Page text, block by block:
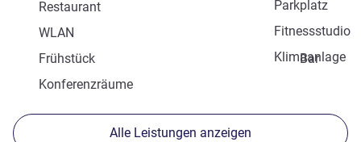
Parkplatz
Restaurant
Fitnessstudio
WLAN
Klimaanlage
Frühstück
Bar
Konferenzräume
Alle Leistungen anzeigen